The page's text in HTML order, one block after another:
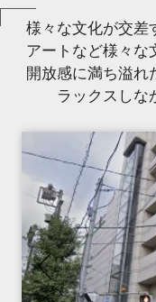
様々な文化が交差
アートなど様々な
開放感に満ち溢れ
ラックスしな